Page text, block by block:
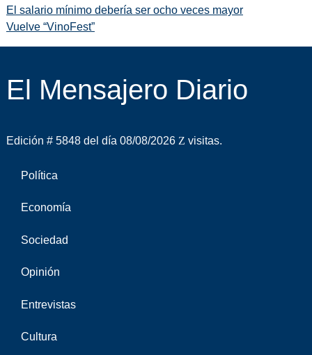
El salario mínimo debería ser ocho veces mayor
Vuelve “VinoFest”
El Mensajero Diario
Edición # 5848 del día 08/08/2026 visitas.
Política
Economía
Sociedad
Opinión
Entrevistas
Cultura